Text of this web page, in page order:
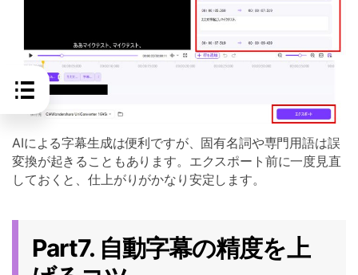
AIによる字幕生成は便利ですが、固有名詞や専門用語は誤
変換が起きることもあります。エクスポート前に一度見直
しておくと、仕上がりがかなり安定します。
Part7. 自動字幕の精度を上